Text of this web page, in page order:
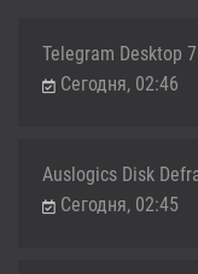
Telegram Desktop
Сегодня, 02:46
Auslogics Disk
Сегодня, 02:45